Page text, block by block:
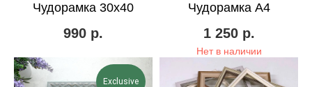
Чудорамка 30х40
990 р.
Чудорамка А4
1 250 р.
Нет в наличии
Exclusive